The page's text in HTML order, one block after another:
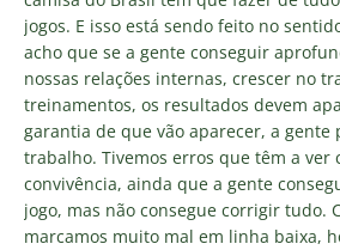
jogos. E isso está sendo feito no
acho que se a gente conseguir
nossas relações internas, crescer no
treinamentos, os resultados devem
garantia de que vão aparecer, a gente
trabalho. Tivemos erros que têm a ver
convivência, ainda que a gente
jogo, mas não consegue corrigir tudo.
marcamos muito mal em linha baixa,